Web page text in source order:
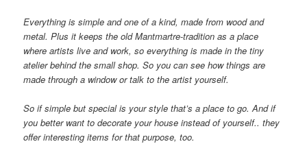
Everything is simple and one of a kind, made from wood and
metal. Plus it keeps the old Mantmartre-tradition as a place
where artists live and work, so everything is made in the tiny
atelier behind the small shop. So you can see how things are
made through a window or talk to the artist yourself.
So if simple but special is your style that’s a place to go. And if
you better want to decorate your house instead of yourself.. they
offer interesting items for that purpose, too.